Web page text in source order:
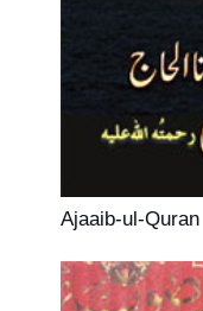
Ajaaib-ul-Quran